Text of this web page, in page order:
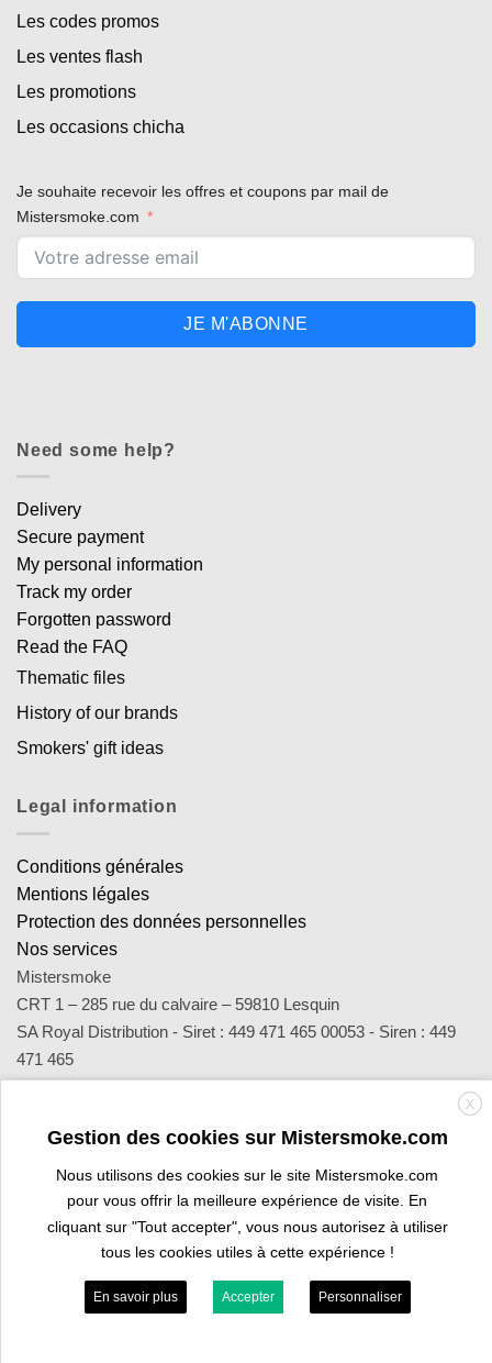
Les codes promos
Les ventes flash
Les promotions
Les occasions chicha
Je souhaite recevoir les offres et coupons par mail de
Mistersmoke.com
JE M'ABONNE
Need some help?
Delivery
Secure payment
My personal information
Track my order
Forgotten password
Read the FAQ
Thematic files
History of our brands
Smokers' gift ideas
Legal information
Conditions générales
Mentions légales
Protection des données personnelles
Nos services
Mistersmoke
CRT 1 – 285 rue du calvaire – 59810 Lesquin
SA Royal Distribution - Siret : 449 471 465 00053 - Siren : 449
471 465
Contact : notre équipe d’experts est joignable par email
sav@mistersmoke.com ou par téléphone au 03 20 90 56 55 du
lundi au vendredi de 9h à 17h.
Credit
Card
MasterCardApple
Pay
Transfer
Visa
Visa
Electron
Copyright 2026 ©Mistersmoke.com
X
Gestion des cookies sur Mistersmoke.com
Nous utilisons des cookies sur le site Mistersmoke.com
pour vous offrir la meilleure expérience de visite. En
cliquant sur "Tout accepter", vous nous autorisez à utiliser
tous les cookies utiles à cette expérience !
En savoir plus Accepter Personnaliser